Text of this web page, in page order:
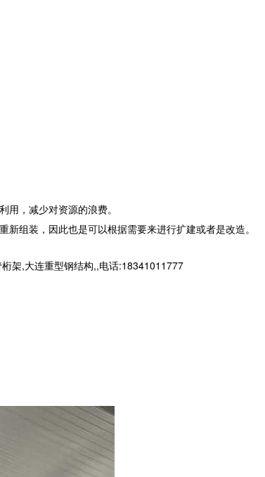
，减少对资源的浪费。
组装，因此也是可以根据需要来进行扩建或者是改造。
架,大连重型钢结构,,电话:18341011777